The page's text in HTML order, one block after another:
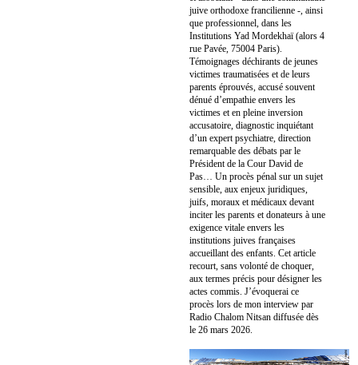
juive orthodoxe francilienne -, ainsi
que professionnel, dans les
Institutions Yad Mordekhaï (alors 4
rue Pavée, 75004 Paris).
Témoignages déchirants de jeunes
victimes traumatisées et de leurs
parents éprouvés, accusé souvent
dénué d’empathie envers les
victimes et en pleine inversion
accusatoire, diagnostic inquiétant
d’un expert psychiatre, direction
remarquable des débats par le
Président de la Cour David de
Pas… Un procès pénal sur un sujet
sensible, aux enjeux juridiques,
juifs, moraux et médicaux devant
inciter les parents et donateurs à une
exigence vitale envers les
institutions juives françaises
accueillant des enfants. Cet article
recourt, sans volonté de choquer,
aux termes précis pour désigner les
actes commis. J’évoquerai ce
procès lors de mon interview par
Radio Chalom Nitsan diffusée dès
le 26 mars 2026.